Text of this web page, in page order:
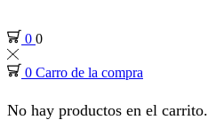
0 0
0 Carro de la compra
No hay productos en el carrito.